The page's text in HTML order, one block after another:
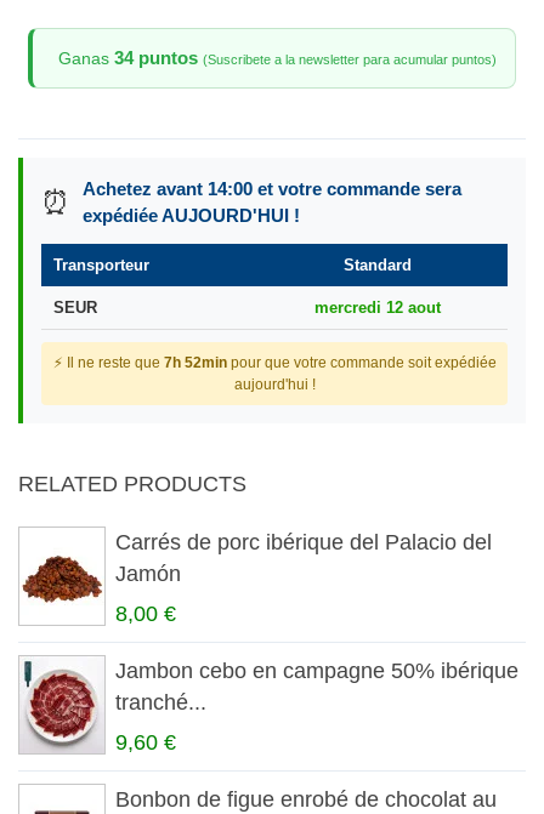
Ganas 34 puntos (Suscribete a la newsletter para acumular puntos)
⏰
Achetez avant 14:00 et votre commande sera
expédiée AUJOURD'HUI !
Transporteur Standard
SEUR mercredi 12 aout
⚡ Il ne reste que 7h 52minpour que votre commande soit expédiée
aujourd'hui !
RELATED PRODUCTS
Carrés de porc ibérique del Palacio del
Jamón
8,00 €
Jambon cebo en campagne 50% ibérique
tranché...
9,60 €
Bonbon de figue enrobé de chocolat au